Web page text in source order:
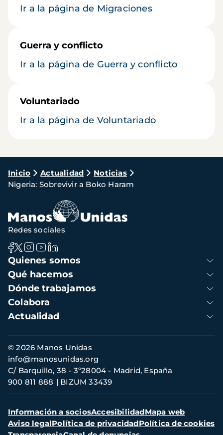
Ir a la página de Migraciones
Guerra y conflicto
Ir a la página de Guerra y conflicto
Voluntariado
Ir a la página de Voluntariado
Ruta
de
navegación
Inicio Actualidad
Noticias
Nigeria: Sobrevivir a Boko Haram
Navegación
principal
Quienes somos
Qué hacemos
Dónde trabajamos
Colabora
Actualidad
Redes sociales
Información
de
contacto
© 2026 Manos Unidas
C/ Barquillo, 38 - 3º28004 - Madrid, España
900 811 888
BIZUM 33439
info@manosunidas.org
Menú
secundario
Información a sociosAccesibilidadMapa web
Aviso legalPolítica de privacidadPolítica de cookies